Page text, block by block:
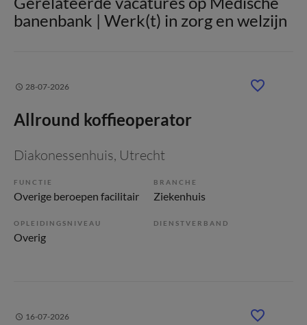
banenbank | Werk(t) in zorg en welzijn
28-07-2026
Allround koffieoperator
Diakonessenhuis, Utrecht
FUNCTIE
Overige beroepen facilitair
BRANCHE
Ziekenhuis
OPLEIDINGSNIVEAU
Overig
DIENSTVERBAND
16-07-2026